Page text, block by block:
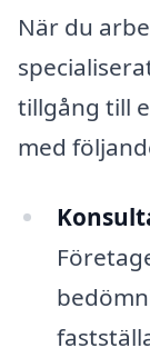
När du
tillgång till
med